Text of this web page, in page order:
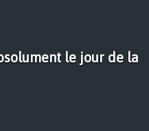
le jour de la